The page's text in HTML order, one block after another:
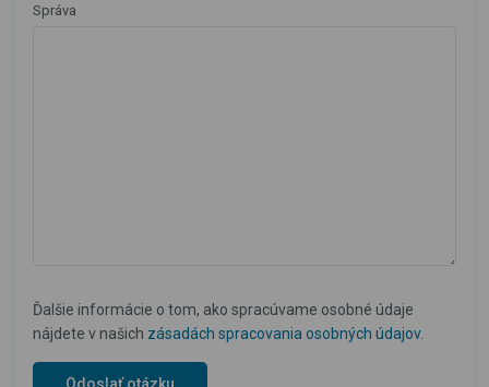
Správa
Ďalšie informácie o tom, ako spracúvame osobné údaje
nájdete v našich zásadách spracovania osobných údajov.